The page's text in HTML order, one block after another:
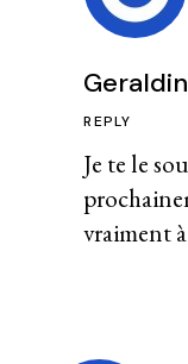
Je te le
vraiment
REPLY